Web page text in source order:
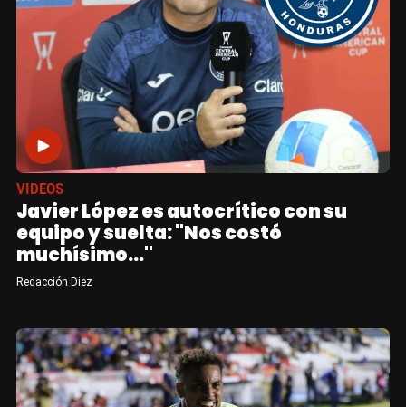
VIDEOS
Javier López es autocrítico con su
equipo y suelta: "Nos costó
muchísimo..."
Redacción Diez